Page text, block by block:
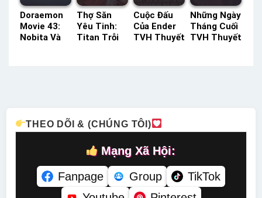
Doraemon
Movie 43:
Nobita Và
Thợ Săn
Yêu Tinh:
Titan Trỗi
Cuộc Đấu
Của Ender
TVH Thuyết
Những Ngày
Tháng Cuối
TVH Thuyết
THEO DÕI & (CHÚNG TÔI)
Mạng Xã Hội:
Fanpage
Group
TikTok